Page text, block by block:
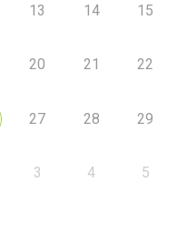
13 14 15
20 21 22
27 28 29
3 4 5